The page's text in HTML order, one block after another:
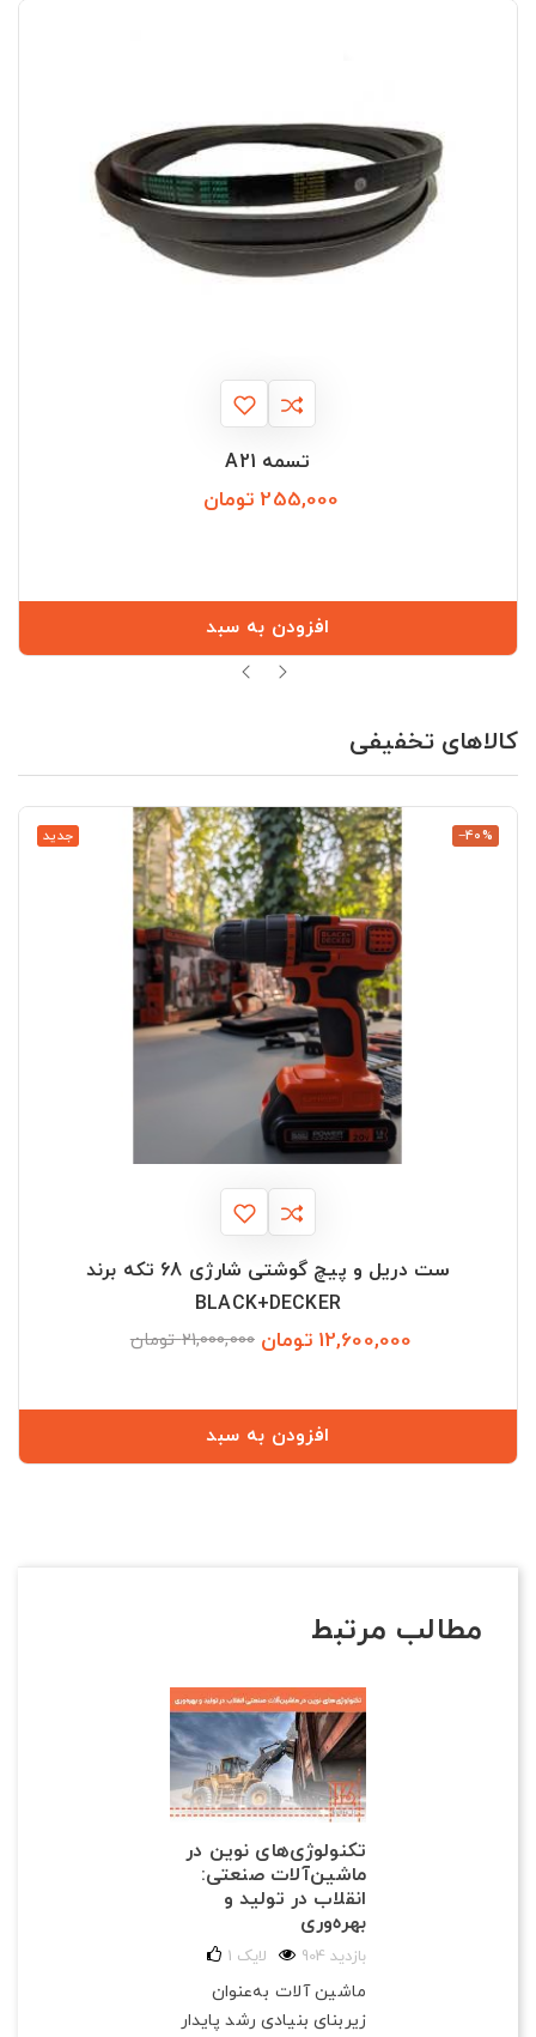
تسمه A21
255,000 تومان
افزودن به سبد
کالاهای تخفیفی
جدید ‎−40%
ست دریل و پیچ گوشتی شارژی 68 تکه برند
BLACK+DECKER
12,600,000 تومان 21,000,000 تومان
افزودن به سبد
مطالب مرتبط
تکنولوژی‌های نوین در
ماشین‌آلات صنعتی:
انقلاب در تولید و
بهره‌وری
904 بازدید 1 لایک
ماشین آلات به‌عنوان
زیربنای بنیادی رشد پایدار